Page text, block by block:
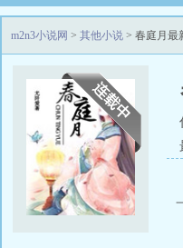
m2n3小说网 > 其他小说 > 春庭月最